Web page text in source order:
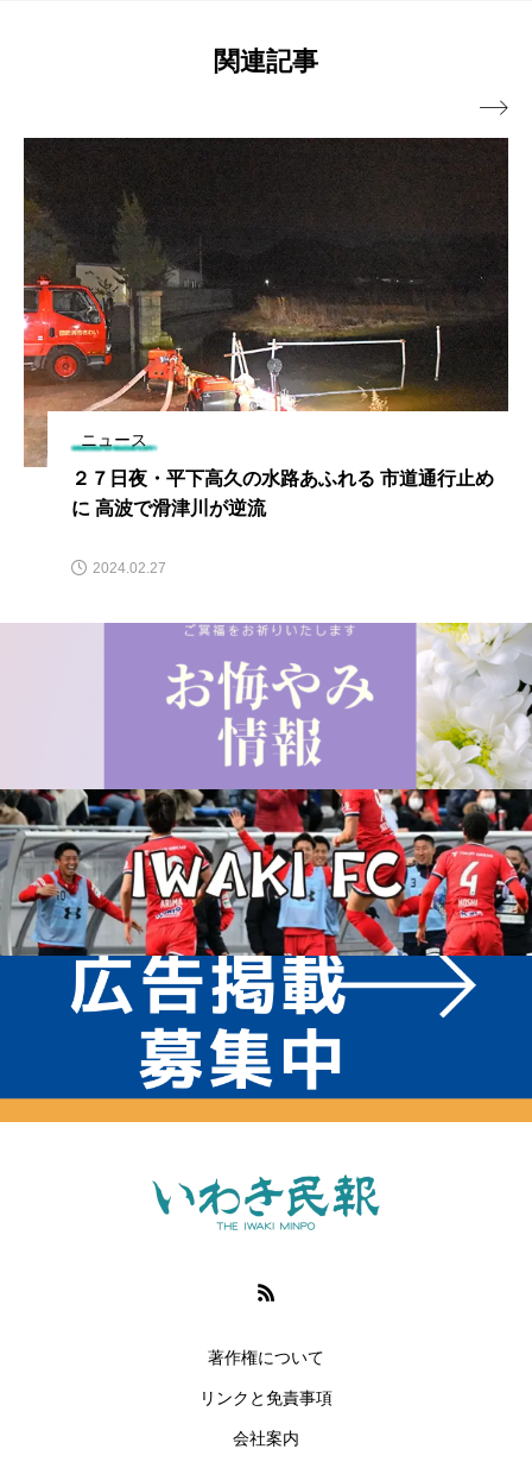
関連記事
ニュース
２７日夜・平下高久の水路あふれる 市道通行止め
に 高波で滑津川が逆流
2024.02.27

著作権について
リンクと免責事項
会社案内